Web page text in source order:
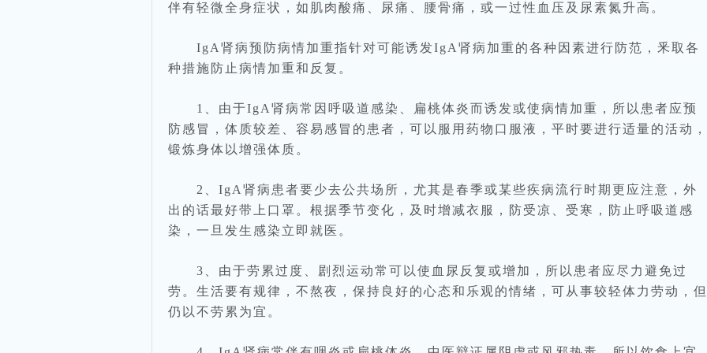
伴有轻微全身症状，如肌肉酸痛、尿痛、腰骨痛，或一过性血压及尿素氮升高。
IgA肾病预防病情加重指针对可能诱发IgA肾病加重的各种因素进行防范，釆取各
种措施防止病情加重和反复。
1、由于IgA肾病常因呼吸道感染、扁桃体炎而诱发或使病情加重，所以患者应预
防感冒，体质较差、容易感冒的患者，可以服用药物口服液，平时要进行适量的活动，
锻炼身体以增强体质。
2、IgA肾病患者要少去公共场所，尤其是春季或某些疾病流行时期更应注意，外
出的话最好带上口罩。根据季节变化，及时增减衣服，防受凉、受寒，防止呼吸道感
染，一旦发生感染立即就医。
3、由于劳累过度、剧烈运动常可以使血尿反复或增加，所以患者应尽力避免过
劳。生活要有规律，不熬夜，保持良好的心态和乐观的情绪，可从事较轻体力劳动，但
仍以不劳累为宜。